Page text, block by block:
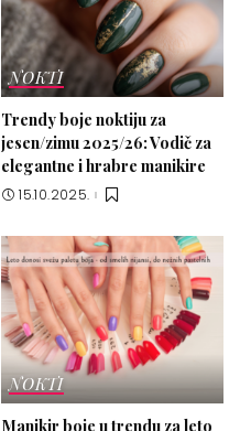
NOKTI
Trendy boje noktiju za
jesen/zimu 2025/26: Vodič za
elegantne i hrabre manikire
15.10.2025.
NOKTI
Manikir boje u trendu za leto